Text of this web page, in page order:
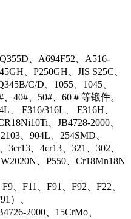
、A694F52、A516-
、P250GH、JIS S25C、
C/D、1055、1045、
40#、50#、60＃等锻件。
、 F316/316L、 F316H、
、JB4728-2000、
、904L、254SMD、
、4cr13、321、302、
、P550、Cr18Mn18N
、F11、F91、F92、F22、
）、
2000、15CrMo、